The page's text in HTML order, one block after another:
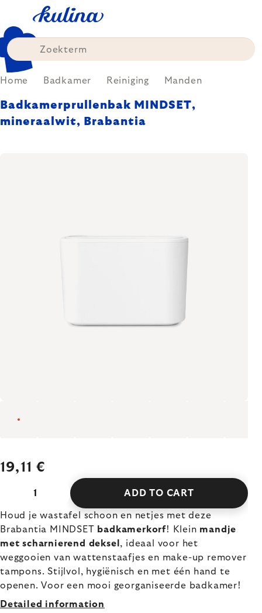
content
Home Badkamer Reiniging Manden
Badkamerprullenbak MINDSET,
mineraalwit, Brabantia
19,11 €
ADD TO CART
Houd je wastafel schoon en netjes met deze
Brabantia MINDSET badkamerkorf! Klein mandje
met scharnierend deksel , ideaal voor het
weggooien van wattenstaafjes en make-up remover
tampons. Stijlvol, hygiënisch en met één hand te
openen. Voor een mooi georganiseerde badkamer!
Detailed information